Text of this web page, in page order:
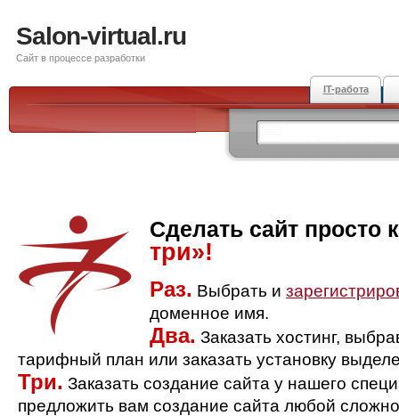
Salon-virtual.ru
Сайт в процессе разработки
IT-работа
Сделать сайт просто
три»!
Раз. Выбрать и
доменное имя.
Два. Заказать хостинг,
тарифный план или заказать установку
Три. Заказать создание сайта у нашего
предложить вам создание сайта любой